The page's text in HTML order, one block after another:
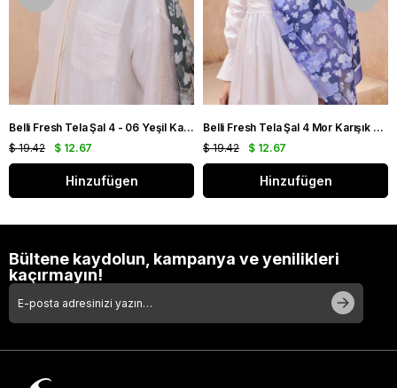
Belli Fresh Tela Şal 4 - 06 Yeşil Karışık Desen 49711
$ 12.67
$ 19.42
Hinzufügen
Belli Fresh Tela Şal 4 Mor Karışık Desen 49706
$ 12.67
$ 19.42
Hinzufügen
Bültene kaydolun, kampanya ve yenilikleri
kaçırmayın!